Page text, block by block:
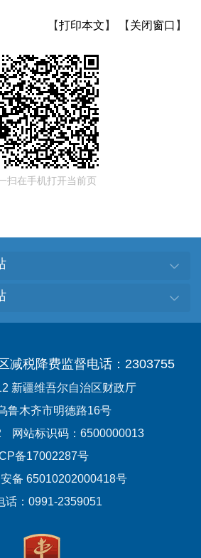
【打印本文 】 【 关闭窗口 】
扫在手机打开当前页
减税降费监督电话：2303755
新疆维吾尔自治区财政厅
鲁木齐市明德路16号
网站标识码：6500000013
备17002287号
备 65010202000418号
话：0991-2359051